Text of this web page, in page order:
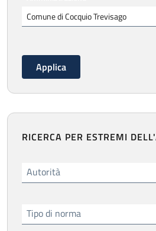
RICERCA PER ESTREMI
Autorità
Tipo di norma